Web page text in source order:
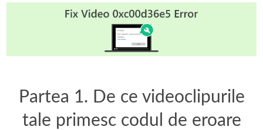
Partea 1. De ce videoclipurile
tale primesc codul de eroare